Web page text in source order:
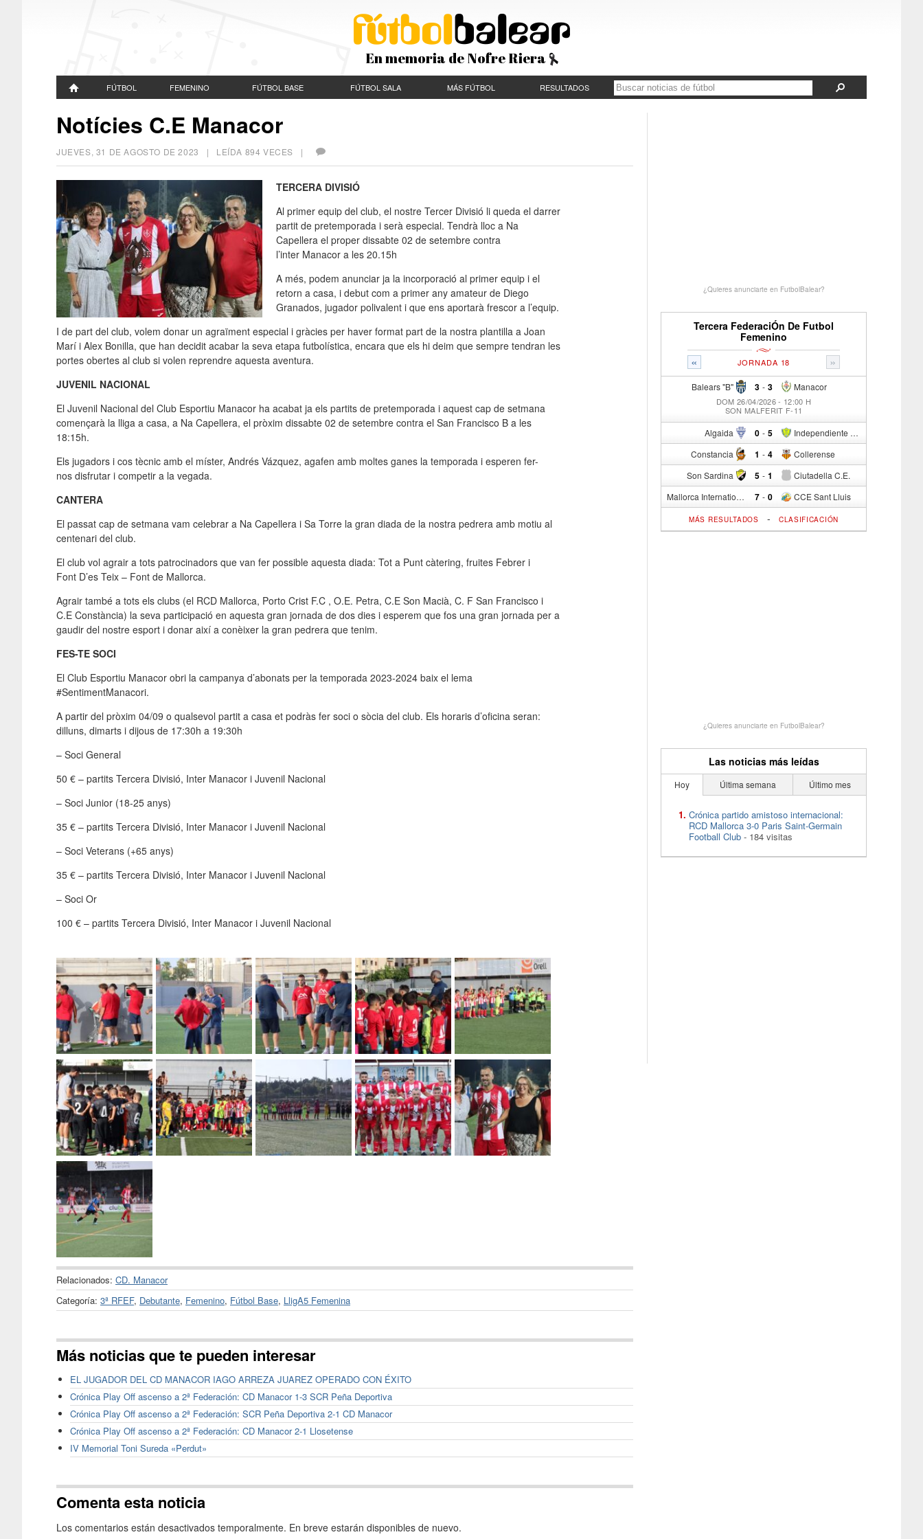
En memoria de Nofre Riera
FÚTBOL FEMENINO FÚTBOL BASE FÚTBOL SALA MÁS FÚTBOL RESULTADOS
Notícies C.E Manacor
JUEVES, 31 DE AGOSTO DE 2023 | LEÍDA 894 VECES |
TERCERA DIVISIÓ
Al primer equip del club, el nostre Tercer Divisió li queda el darrer
partit de pretemporada i serà especial. Tendrà lloc a Na
Capellera el proper dissabte 02 de setembre contra
l’inter Manacor a les 20.15h
A més, podem anunciar ja la incorporació al primer equip i el
retorn a casa, i debut com a primer any amateur de Diego
Granados, jugador polivalent i que ens aportarà frescor a l’equip.
I de part del club, volem donar un agraïment especial i gràcies per haver format part de la nostra plantilla a Joan
Marí i Alex Bonilla, que han decidit acabar la seva etapa futbolística, encara que els hi deim que sempre tendran les
portes obertes al club si volen reprendre aquesta aventura.
JUVENIL NACIONAL
El Juvenil Nacional del Club Esportiu Manacor ha acabat ja els partits de pretemporada i aquest cap de setmana
començarà la lliga a casa, a Na Capellera, el pròxim dissabte 02 de setembre contra el San Francisco B a les
18:15h.
Els jugadors i cos tècnic amb el míster, Andrés Vázquez, agafen amb moltes ganes la temporada i esperen fer-
nos disfrutar i competir a la vegada.
CANTERA
El passat cap de setmana vam celebrar a Na Capellera i Sa Torre la gran diada de la nostra pedrera amb motiu al
centenari del club.
El club vol agrair a tots patrocinadors que van fer possible aquesta diada: Tot a Punt càtering, fruites Febrer i
Font D’es Teix – Font de Mallorca.
Agrair també a tots els clubs (el RCD Mallorca, Porto Crist F.C , O.E. Petra, C.E Son Macià, C. F San Francisco i
C.E Constància) la seva participació en aquesta gran jornada de dos dies i esperem que fos una gran jornada per a
gaudir del nostre esport i donar així a conèixer la gran pedrera que tenim.
FES-TE SOCI
El Club Esportiu Manacor obri la campanya d’abonats per la temporada 2023-2024 baix el lema
#SentimentManacori.
A partir del pròxim 04/09 o qualsevol partit a casa et podràs fer soci o sòcia del club. Els horaris d’oficina seran:
dilluns, dimarts i dijous de 17:30h a 19:30h
– Soci General
50 € – partits Tercera Divisió, Inter Manacor i Juvenil Nacional
– Soci Junior (18-25 anys)
35 € – partits Tercera Divisió, Inter Manacor i Juvenil Nacional
– Soci Veterans (+65 anys)
35 € – partits Tercera Divisió, Inter Manacor i Juvenil Nacional
– Soci Or
100 € – partits Tercera Divisió, Inter Manacor i Juvenil Nacional
Relacionados: CD. Manacor
Categoría: 3ª RFEF, Debutante, Femenino, Fútbol Base, LligA5 Femenina
Más noticias que te pueden interesar
EL JUGADOR DEL CD MANACOR IAGO ARREZA JUAREZ OPERADO CON ÉXITO
Crónica Play Off ascenso a 2ª Federación: CD Manacor 1-3 SCR Peña Deportiva
Crónica Play Off ascenso a 2ª Federación: SCR Peña Deportiva 2-1 CD Manacor
Crónica Play Off ascenso a 2ª Federación: CD Manacor 2-1 Llosetense
IV Memorial Toni Sureda «Perdut»
Comenta esta noticia
Los comentarios están desactivados temporalmente. En breve estarán disponibles de nuevo.
¿Quieres anunciarte en FutbolBalear?
Tercera FederaciÓn De Futbol
Femenino
« »
JORNADA 18
Balears "B" 3 - Manacor
3
DOM 26/04/2026 - 12:00 H
SON MALFERIT F-11
Algaida 0 - Independiente C/R
5
Constancia 1 - Collerense
4
Son Sardina 5 - Ciutadella C.E.
1
Mallorca International Football Club del S.p. 7 - CCE Sant Lluis
0
MÁS RESULTADOS - CLASIFICACIÓN
¿Quieres anunciarte en FutbolBalear?
Las noticias más leídas
Hoy Última semana Último mes
Crónica partido amistoso internacional:
RCD Mallorca 3-0 Paris Saint-Germain
Football Club - 184 visitas